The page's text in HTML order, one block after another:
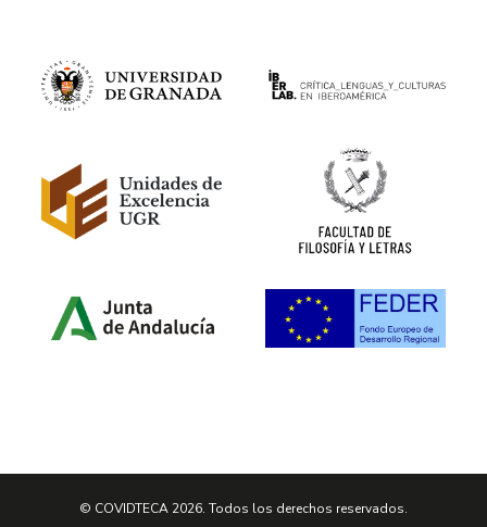
© COVIDTECA 2026. Todos los derechos reservados.